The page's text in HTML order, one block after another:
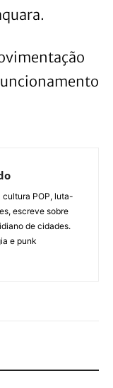
cultura POP, luta-
escreve sobre
de cidades.
e punk